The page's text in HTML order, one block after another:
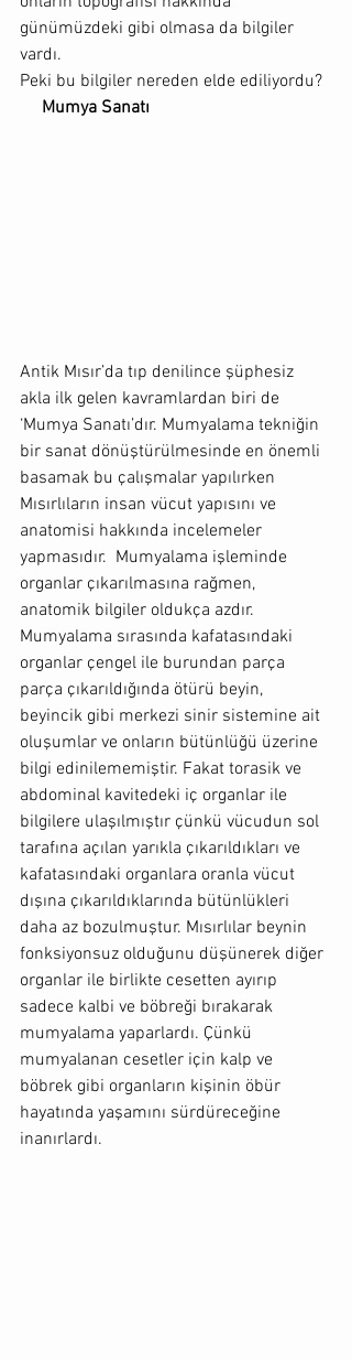
günümüzdeki gibi olmasa da bilgiler
vardı.
Peki bu bilgiler nereden elde ediliyordu?
     Mumya Sanatı
Antik Mısır’da tıp denilince şüphesiz
akla ilk gelen kavramlardan biri de
‘Mumya Sanatı’dır. Mumyalama tekniğin
bir sanat dönüştürülmesinde en önemli
basamak bu çalışmalar yapılırken
Mısırlıların insan vücut yapısını ve
anatomisi hakkında incelemeler
yapmasıdır.  Mumyalama işleminde
organlar çıkarılmasına rağmen,
anatomik bilgiler oldukça azdır.
Mumyalama sırasında kafatasındaki
organlar çengel ile burundan parça
parça çıkarıldığında ötürü beyin,
beyincik gibi merkezi sinir sistemine ait
oluşumlar ve onların bütünlüğü üzerine
bilgi edinilememiştir. Fakat torasik ve
abdominal kavitedeki iç organlar ile
bilgilere ulaşılmıştır çünkü vücudun sol
tarafına açılan yarıkla çıkarıldıkları ve
kafatasındaki organlara oranla vücut
dışına çıkarıldıklarında bütünlükleri
daha az bozulmuştur. Mısırlılar beynin
fonksiyonsuz olduğunu düşünerek diğer
organlar ile birlikte cesetten ayırıp
sadece kalbi ve böbreği bırakarak
mumyalama yaparlardı. Çünkü
mumyalanan cesetler için kalp ve
böbrek gibi organların kişinin öbür
hayatında yaşamını sürdüreceğine
inanırlardı.